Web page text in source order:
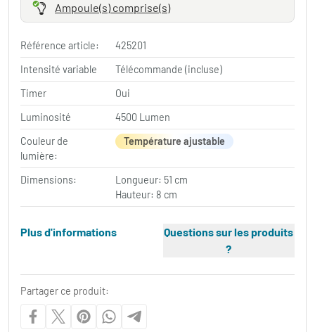
Ampoule(s) comprise(s)
Référence article:
425201
Intensité variable
Télécommande (incluse)
Timer
Oui
Luminosité
4500 Lumen
Couleur de
lumière:
Température ajustable
Dimensions:
Longueur: 51 cm
Hauteur: 8 cm
Plus d'informations
Questions sur les produits
?
Partager ce produit: